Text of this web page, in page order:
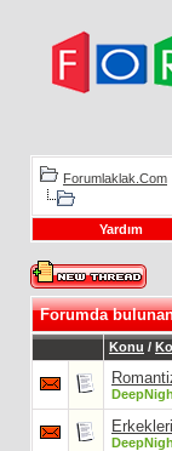
Forumlaklak.Com
Yardım
Forumda
Konu /